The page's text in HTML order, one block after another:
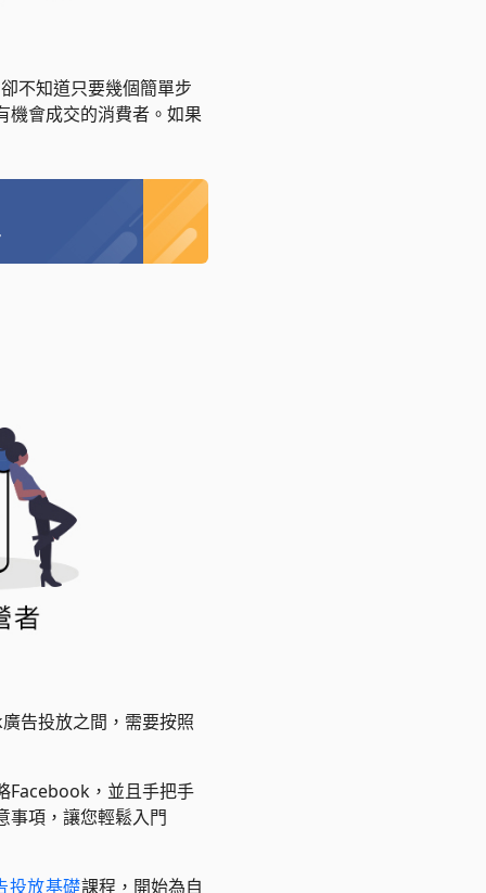
不知道只要幾個簡單步
機會成交的消費者。如果
告投放之間，需要按照
Facebook，並且手把手
事項，讓您輕鬆入門
投放基礎課程，開始為自